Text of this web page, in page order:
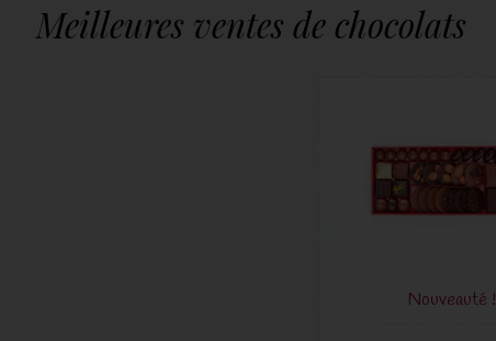
Meilleures ventes de chocolats
Nouveauté !